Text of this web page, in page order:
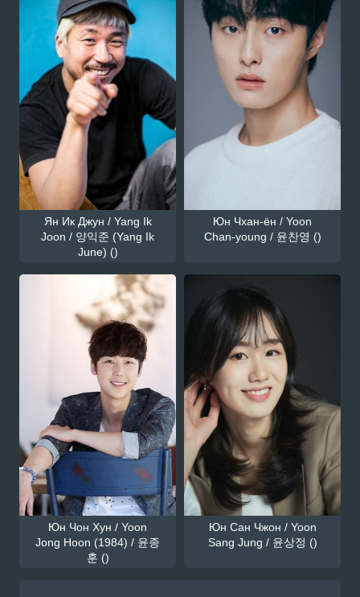
Ян Ик Джун / Yang Ik
Joon / 양익준 (Yang Ik
June) ()
Юн Чхан-ён / Yoon
Chan-young / 윤찬영 ()
Юн Чон Хун / Yoon
Jong Hoon (1984) / 윤종
훈 ()
Юн Сан Чжон / Yoon
Sang Jung / 윤상정 ()